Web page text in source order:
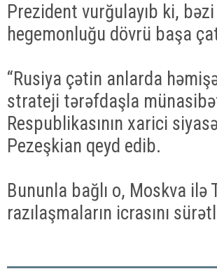
Prezident vurğulayıb ki,
hegemonluğu dövrü başa
“Rusiya çətin anlarda
strateji tərəfdaşla
Respublikasının xarici
Pezeşkian qeyd edib.
Bununla bağlı o, Moskva ilə
razılaşmaların icrasını